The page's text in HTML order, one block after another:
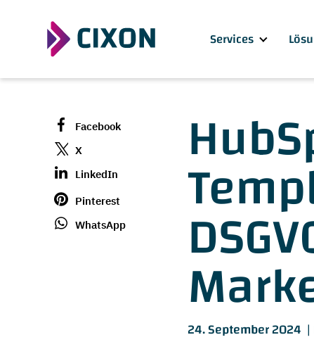
Services
Facebook
X
LinkedIn
Pinterest
WhatsApp
24. September 2024 |